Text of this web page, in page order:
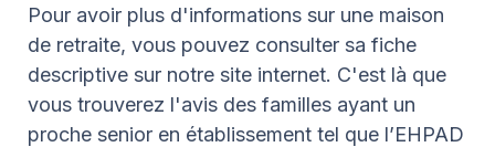
Pour avoir plus d'informations sur une maison
de retraite, vous pouvez consulter sa fiche
descriptive sur notre site internet. C'est là que
vous trouverez l'avis des familles ayant un
proche senior en établissement tel que l’EHPAD